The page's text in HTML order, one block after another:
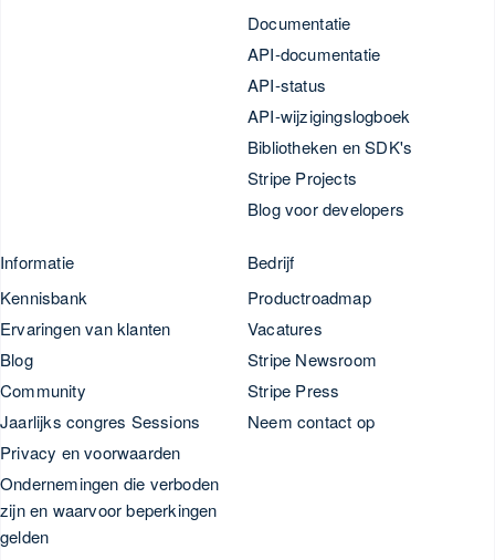
Documentatie
API-documentatie
API-status
API-wijzigingslogboek
Bibliotheken en SDK's
Stripe Projects
Blog voor developers
Informatie
Kennisbank
Ervaringen van klanten
Blog
Community
Jaarlijks congres Sessions
Privacy en voorwaarden
Ondernemingen die verboden
zijn en waarvoor beperkingen
gelden
Bedrijf
Productroadmap
Vacatures
Stripe Newsroom
Stripe Press
Neem contact op